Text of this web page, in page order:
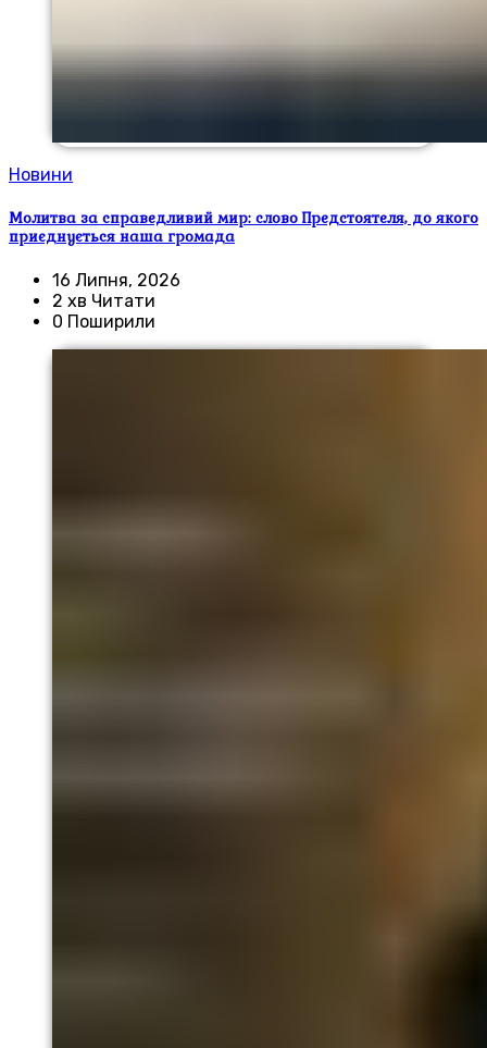
Новини
Молитва за справедливий мир: слово Предстоятеля, до якого
приєднується наша громада
16 Липня, 2026
2 хв Читати
0 Поширили